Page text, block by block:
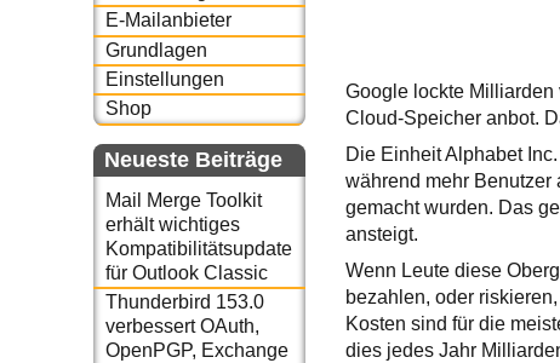
E-Mailanbieter
Grundlagen
Einstellungen
Shop
Neueste Beiträge
Mail Merge Toolkit
erhält wichtiges
Kompatibilitätsupdate
für Outlook Classic
Thunderbird 153.0
verbessert OAuth,
OpenPGP, Exchange
Google lockte
Cloud-Speicher anbot.
Die Einheit Alphabet
während mehr Benutzer
gemacht wurden. Das
ansteigt.
Wenn Leute diese
bezahlen, oder
Kosten sind für die
dies jedes Jahr